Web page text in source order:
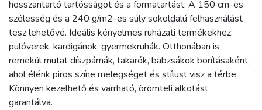
hosszantartó tartósságot és a formatartást. A 150 cm-es
szélesség és a 240 g/m2-es súly sokoldalú felhasználást
tesz lehetővé. Ideális kényelmes ruházati termékekhez:
pulóverek, kardigánok, gyermekruhák. Otthonában is
remekül mutat díszpárnák, takarók, babzsákok borításaként,
ahol élénk piros színe melegséget és stílust visz a térbe.
Könnyen kezelhető és varrható, örömteli alkotást
garantálva.